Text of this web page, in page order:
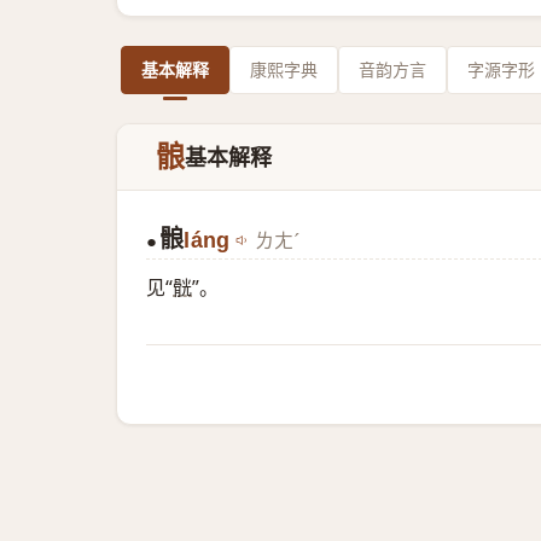
基本解释 康熙字典 音韵方言 字源字形
䯖基本解释
● 䯖láng ㄌㄤˊ
见“䯑”。